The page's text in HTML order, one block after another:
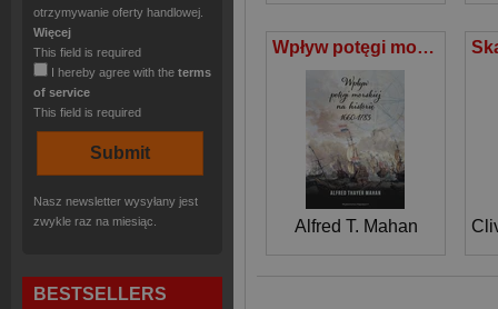
otrzymywanie oferty handlowej.
Więcej
This field is required
I hereby agree with the terms
of service
This field is required
Nasz newsletter wysyłany jest
zwykle raz na miesiąc.
BESTSELLERS
Wpływ potęgi morskiej na historię 1660-1783
Alfred T. Mahan